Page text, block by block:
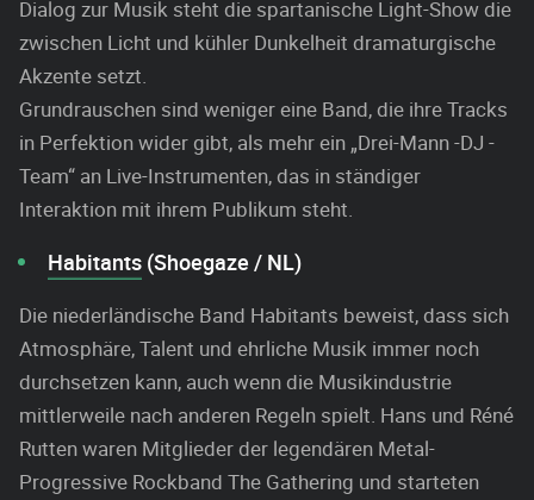
Dialog zur Musik steht die spartanische Light-Show die
zwischen Licht und kühler Dunkelheit dramaturgische
Akzente setzt.
Grundrauschen sind weniger eine Band, die ihre Tracks
in Perfektion wider gibt, als mehr ein „Drei-Mann -DJ -
Team“ an Live-Instrumenten, das in ständiger
Interaktion mit ihrem Publikum steht.
Habitants (Shoegaze / NL)
Die niederländische Band Habitants beweist, dass sich
Atmosphäre, Talent und ehrliche Musik immer noch
durchsetzen kann, auch wenn die Musikindustrie
mittlerweile nach anderen Regeln spielt. Hans und Réné
Rutten waren Mitglieder der legendären Metal-
Progressive Rockband The Gathering und starteten